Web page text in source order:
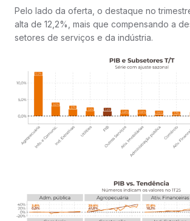
Pelo lado da oferta, o destaque no
alta de 12,2%, mais que compensando a
setores de serviços e da indústria.